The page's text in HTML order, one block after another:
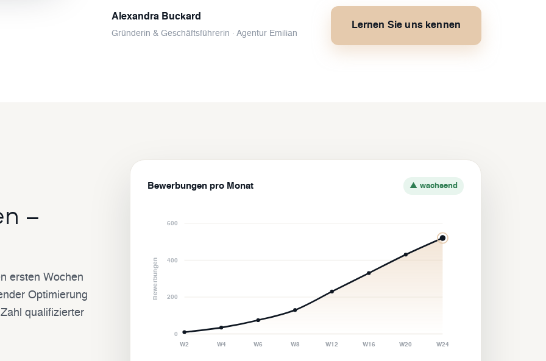
Alexandra Buckard
Gründerin & Geschäftsführerin · Agentur Emilian
Lernen Sie uns kennen
–
ersten Wochen
Optimierung
qualifizierter
Bewerbungen pro Monat ▲ wachsend
600
400
200
0
Bewerbungen
W2 W4 W6 W8 W12 W16 W20 W24